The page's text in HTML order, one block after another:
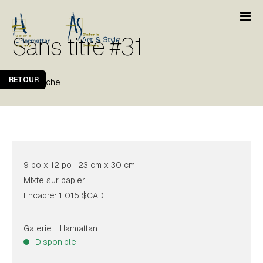
Sans titre #31
Marie Cliche
RETOUR
9 po x 12 po | 23 cm x 30 cm
Mixte sur papier
Encadré: 1 015 $CAD
Galerie L'Harmattan
Disponible